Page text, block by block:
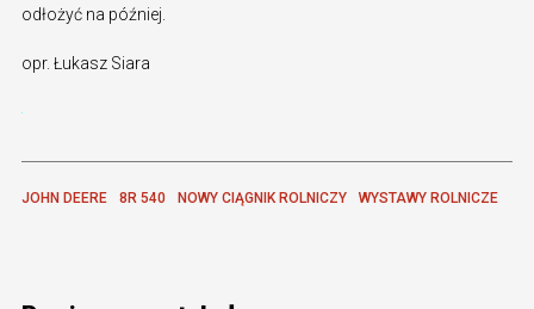
odłożyć na później.
opr. Łukasz Siara
JOHN DEERE 8R 540 NOWY CIĄGNIK ROLNICZY WYSTAWY ROLNICZE